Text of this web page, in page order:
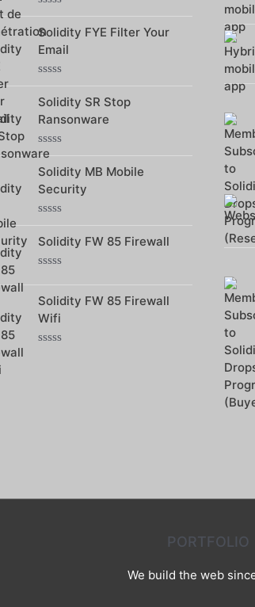
0
sur
5
Solidity FYE Filter Your
Email
0
sur
5
Solidity SR Stop
Ransonware
Note
0
sur
5
Solidity MB Mobile
Security
0
sur
5
Solidity FW 85 Firewall
sur
5
Solidity FW 85 Firewall
Wifi
PORTFOLIO
We build the web